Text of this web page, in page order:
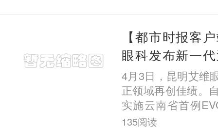
明艾维眼科医院荣
术卓越成就奖”；
ICL手术量突破
五），荣膺“个人
例专家大奖”。更令
全英文主题演讲分
【都市时报客
眼科发布新一
EVO+ICL（V5
果
4月3日，昆明艾维
正领域再创佳绩。
实施云南省首例
植入近视手术以来
135阅读